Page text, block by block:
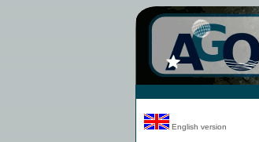
English version